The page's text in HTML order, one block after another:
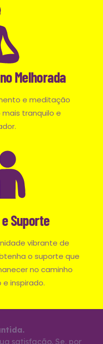
Melhorada
e meditação
tranquilo e
Suporte
vibrante de
o suporte que
no caminho
inspirado.
satisfação. Se, por